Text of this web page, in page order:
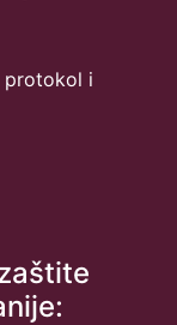
protokol i